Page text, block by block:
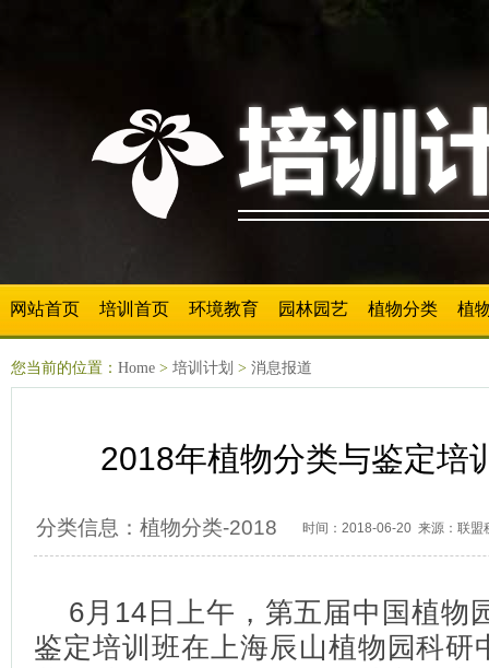
网站首页 培训首页 环境教育 园林园艺 植物分类 植
您当前的位置： Home > 培训计划 > 消息报道
2018年植物分类与鉴定培
分类信息：植物分类-2018 时间：2018-06-20 来源：联盟
6月14日上午，第五届中国植物
鉴定培训班在上海辰山植物园科研